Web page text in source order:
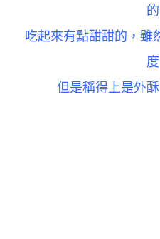
的
吃起來有點甜甜的，雖
度
但是稱得上是外